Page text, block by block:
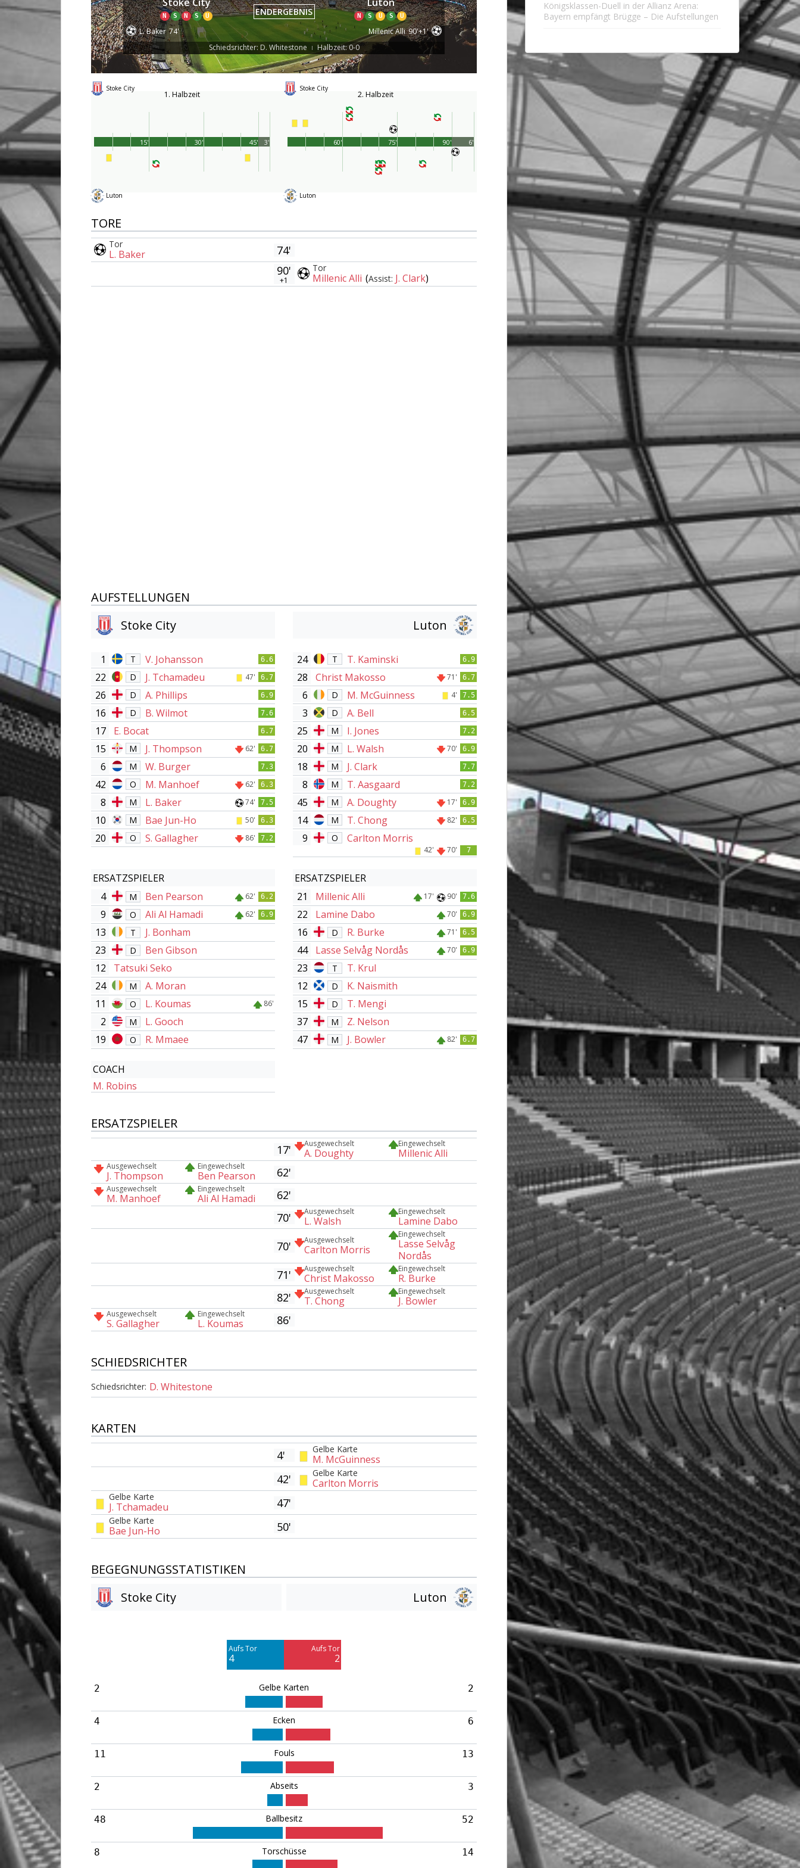
N S N S U ENDERGEBNIS N S U S U
L. Baker 74' Millenic Alli 90'+1'
Schiedsrichter: D. Whitestone
| Halbzeit: 0-0
Stoke City
1. Halbzeit
Luton
45'
15' 30' 3'
Stoke City
2. Halbzeit
Luton
90'
60' 75' 6'
TORE
Tor
L. Baker
74'
90'
+1
Tor
Millenic Alli (Assist: J. Clark)
AUFSTELLUNGEN
Stoke City
1 T V. Johansson 6.6
22 D J. Tchamadeu 47' 6.7
26 D A. Phillips 6.9
16 D B. Wilmot 7.6
17 E. Bocat 6.7
15 M J. Thompson 62' 6.7
6 M W. Burger 7.3
42 O M. Manhoef 62' 6.3
8 M L. Baker 74' 7.5
10 M Bae Jun-Ho 50' 6.3
20 O S. Gallagher 86' 7.2
ERSATZSPIELER
4
M Ben Pearson 62' 6.2
9 O Ali Al Hamadi 62' 6.9
13 T
J. Bonham
23
D
Ben Gibson
12
Tatsuki Seko
24
M
A. Moran
11
O L. Koumas 86'
2 M
L. Gooch
19
O R. Mmaee
COACH
M. Robins
Luton
24 T T. Kaminski 6.9
28 Christ Makosso 71' 6.7
6 D M. McGuinness 4' 7.5
3 D A. Bell 6.5
25 M I. Jones 7.2
20 M L. Walsh 70' 6.9
18 M J. Clark 7.7
8 M T. Aasgaard 7.2
45 M A. Doughty 17' 6.9
14 M T. Chong 82' 6.5
9 O Carlton Morris
42' 70' 7
ERSATZSPIELER
21
Millenic Alli 17' 90' 7.6
22 Lamine Dabo 70' 6.9
16 D R. Burke 71' 6.5
44 Lasse Selvåg Nordås 70' 6.9
23 T
T. Krul
12
D
K. Naismith
15
D
T. Mengi
37
M
Z. Nelson
47
M J. Bowler 82' 6.7
ERSATZSPIELER
17' Ausgewechselt
A. Doughty
Eingewechselt
Millenic Alli
Ausgewechselt
J. Thompson
Eingewechselt
Ben Pearson 62'
Ausgewechselt
M. Manhoef
Eingewechselt
Ali Al Hamadi
62'
70'
Ausgewechselt
L. Walsh
Eingewechselt
Lamine Dabo
70' Ausgewechselt
Carlton Morris
Eingewechselt
Lasse Selvåg
Nordås
71' Ausgewechselt
Christ Makosso
Eingewechselt
R. Burke
82' Ausgewechselt
T. Chong
Eingewechselt
J. Bowler
Ausgewechselt
S. Gallagher
Eingewechselt
L. Koumas 86'
SCHIEDSRICHTER
Schiedsrichter: D. Whitestone
KARTEN
4' Gelbe Karte
M. McGuinness
42' Gelbe Karte
Carlton Morris
Gelbe Karte
J. Tchamadeu 47'
Gelbe Karte
Bae Jun-Ho 50'
BEGEGNUNGSSTATISTIKEN
Stoke City
Luton
Aufs Tor
4
Aufs Tor
2
2 Gelbe Karten 2
4 Ecken 6
11 Fouls 13
2 Abseits 3
48 Ballbesitz 52
8 Torschüsse 14
Königsklassen-Duell in der Allianz Arena:
Bayern empfängt Brügge – Die Aufstellungen